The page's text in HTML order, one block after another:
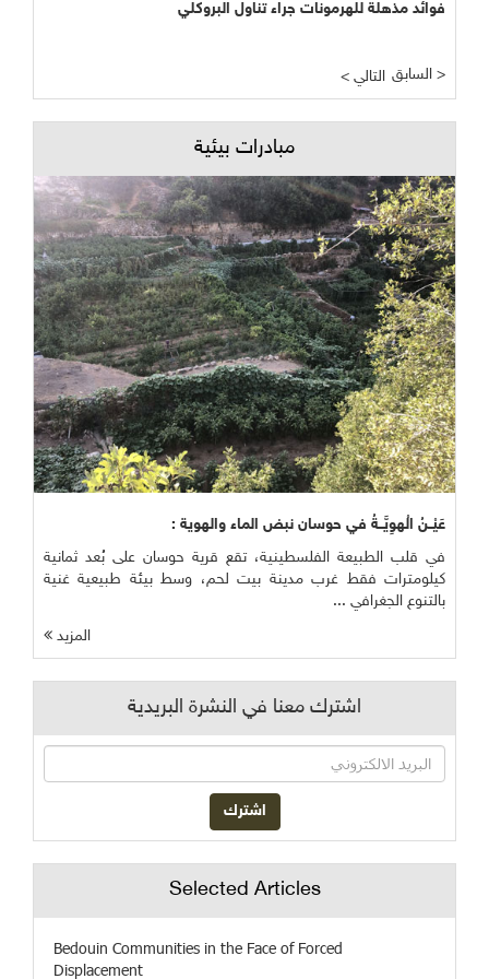
فوائد مذهلة للهرمونات جراء تناول البروكلي
< التالي السابق >
مبادرات بيئية
عَيْــنُ الْهوِيَّــةُ في حوسان نبض الماء والهوية :
في قلب الطبيعة الفلسطينية، تقع قرية حوسان على بُعد ثمانية
كيلومترات فقط غرب مدينة بيت لحم، وسط بيئة طبيعية غنية
بالتنوع الجغرافي ...
المزيد
اشترك معنا في النشرة البريدية
Selected Articles
Bedouin Communities in the Face of Forced
Displacement